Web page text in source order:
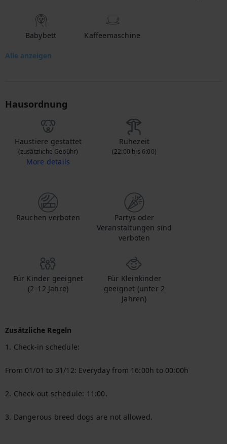
Babybett Kaffeemaschine
Alle anzeigen
Hausordnung
Haustiere gestattet
(zusätzliche Gebühr)
More details
Ruhezeit
(22:00 bis 6:00)
Rauchen verboten
Partys oder
Veranstaltungen sind
verboten
Für Kinder geeignet
(2–12 Jahre)
Für Kleinkinder
geeignet (unter 2
Jahren)
Zusätzliche Regeln
1. Check-in schedule:
From 01/01 to 31/12: Everyday from 16:00h to 00:00h
2. Check-out schedule: 11:00.
3. Dangerous breed dogs are not allowed.